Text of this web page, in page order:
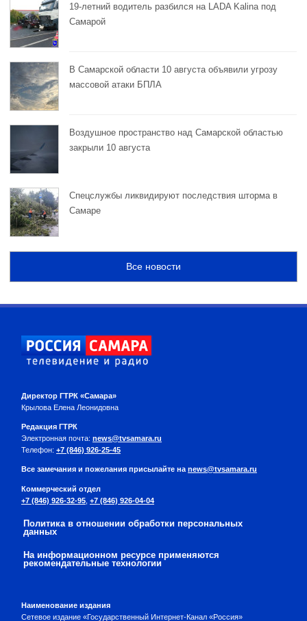
19-летний водитель разбился на LADA Kalina под
Самарой
В Самарской области 10 августа объявили угрозу
массовой атаки БПЛА
Воздушное пространство над Самарской областью
закрыли 10 августа
Спецслужбы ликвидируют последствия шторма в
Самаре
Все новости
Директор ГТРК «Самара»
Крылова Елена Леонидовна
Редакция ГТРК
Электронная почта: news@tvsamara.ru
Телефон: +7 (846) 926-25-45
Все замечания и пожелания присылайте наnews@tvsamara.ru
Коммерческий отдел
+7 (846) 926-32-95 +7 (846) 926-04-04
Политика в отношении обработки персональных
данных
На информационном ресурсе применяются
рекомендательные технологии
Наименование издания
Сетевое издание «Государственный Интернет-Канал «Россия»